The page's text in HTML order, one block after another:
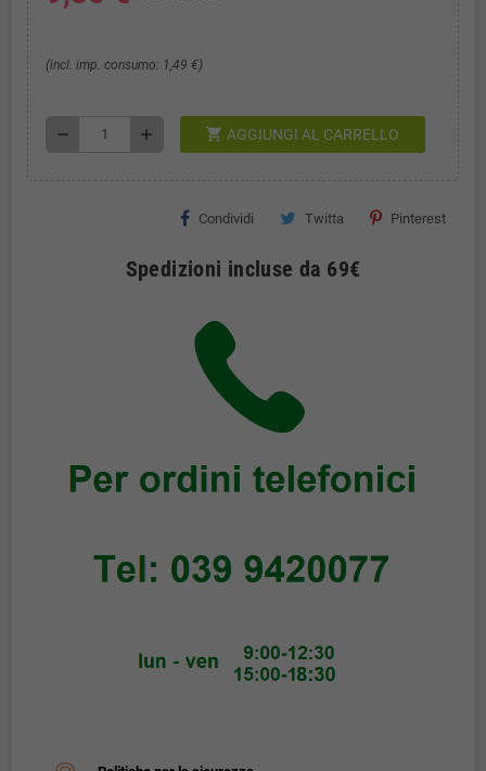
(incl. imp. consumo: 1,49 €)
remove add shopping_cart AGGIUNGI AL CARRELLO
Condividi Twitta Pinterest
Spedizioni incluse da 69€